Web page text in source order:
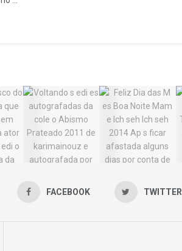
FACEBOOK TWITTER